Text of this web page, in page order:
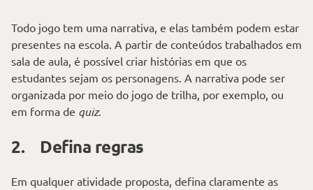
Todo jogo tem uma narrativa, e elas também podem estar
presentes na escola. A partir de conteúdos trabalhados em
sala de aula, é possível criar histórias em que os
estudantes sejam os personagens. A narrativa pode ser
organizada por meio do jogo de trilha, por exemplo, ou
em forma de quiz.
2. Defina regras
Em qualquer atividade proposta, defina claramente as